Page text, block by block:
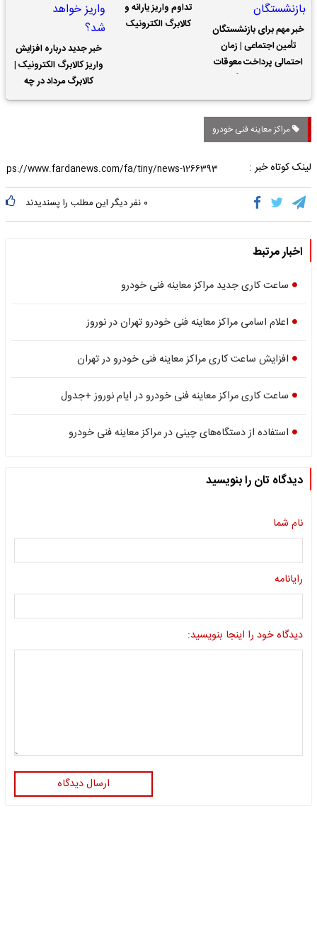
خبر مهم برای بازنشستگان
تأمین اجتماعی | زمان
احتمالی پرداخت معوقات
تداوم واریز یارانه و
کالابرگ الکترونیک
خبر جدید درباره افزایش
واریز کالابرگ الکترونیک |
کالابرگ مرداد در چه
تاریخی واریز خواهد شد؟
مراکز معاینه فنی خودرو
لینک کوتاه خبر :
۰ نفر دیگر این مطلب را پسندیدند
اخبار مرتبط
ساعت کاری جدید مراکز معاینه فنی خودرو
اعلام اسامی مراکز معاینه فنی خودرو تهران در نوروز
افزایش ساعت کاری مراکز معاینه فنی خودرو در تهران
ساعت کاری مراکز معاینه فنی خودرو در ایام نوروز +جدول
استفاده از دستگاه‌های چینی در مراکز معاینه فنی خودرو
دیدگاه تان را بنویسید
نام شما
رایانامه
دیدگاه خود را اینجا بنویسید:
ارسال دیدگاه